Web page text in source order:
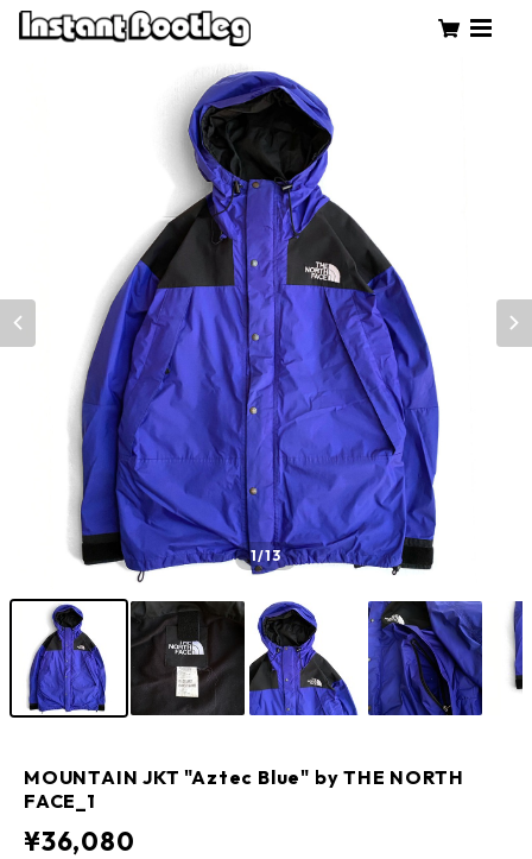
1/13
MOUNTAIN JKT "Aztec Blue" by THE NORTH
FACE_1
¥36,080